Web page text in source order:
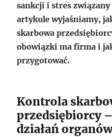
sankcji i stres
artykule wyjaśniamy,
skarbowa
obowiązki ma firma i
przygotować.
Kontrola
przedsiębiorcy
działań